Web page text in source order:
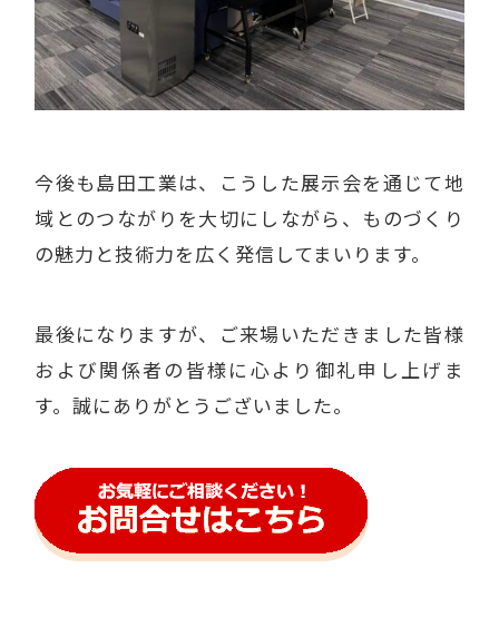
今後も島田工業は、こうした展示会を通じて地
域とのつながりを大切にしながら、ものづくり
の魅力と技術力を広く発信してまいります。
最後になりますが、ご来場いただきました皆様
および関係者の皆様に心より御礼申し上げま
す。誠にありがとうございました。